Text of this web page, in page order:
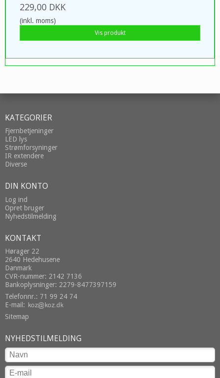
229,00 DKK
(inkl. moms)
Vis produkt
KATEGORIER
Fjernbetjeninger
LED lys
Strømforsyninger
IR extendere
Diverse
DIN KONTO
Log ind
Opret bruger
Nyhedstilmelding
KONTAKT
Hørager 22
2640 Hedehusene
Danmark
CVR-nummer: 2142 7136
Bankoplysninger: 2279-8477397159
Telefonnr.: 71 99 24 74
E-mail :
Sitemap
NYHEDSTILMELDING